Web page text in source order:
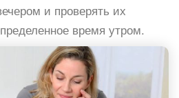
и проверять их
время утром.